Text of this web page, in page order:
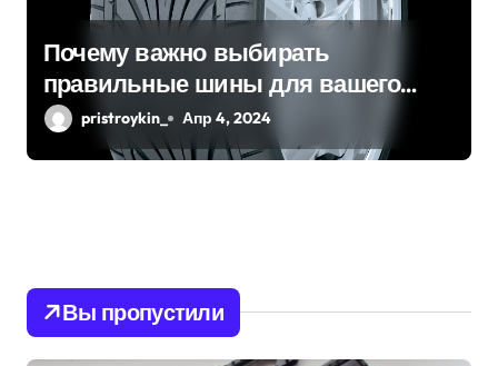
Почему важно выбирать
правильные шины для вашего
автомобиля?
pristroykin_ Апр 4, 2024
Вы пропустили